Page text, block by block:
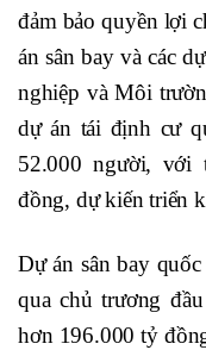
đảm bảo quyền lợi
án sân bay và các
nghiệp và Môi
dự án tái định cư
52.000 người, với
đồng, dự kiến triển
Dự án sân bay
qua chủ trương
hơn 196.000 tỷ